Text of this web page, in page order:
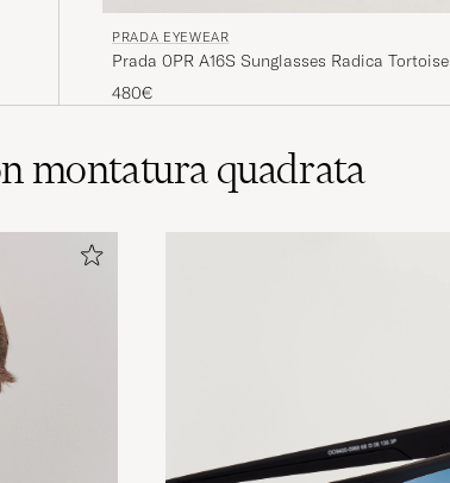
PRADA EYEWEAR
Prada 0PR A16S Sunglasses Radica Tortoise
480€
montatura quadrata